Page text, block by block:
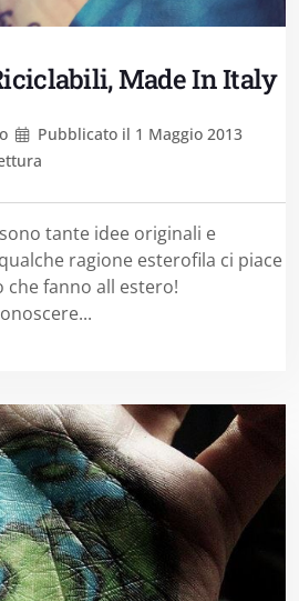
Made In Italy
Pubblicato il 1 Maggio 2013
tante idee originali e
ragione esterofila ci piace
fanno all estero!